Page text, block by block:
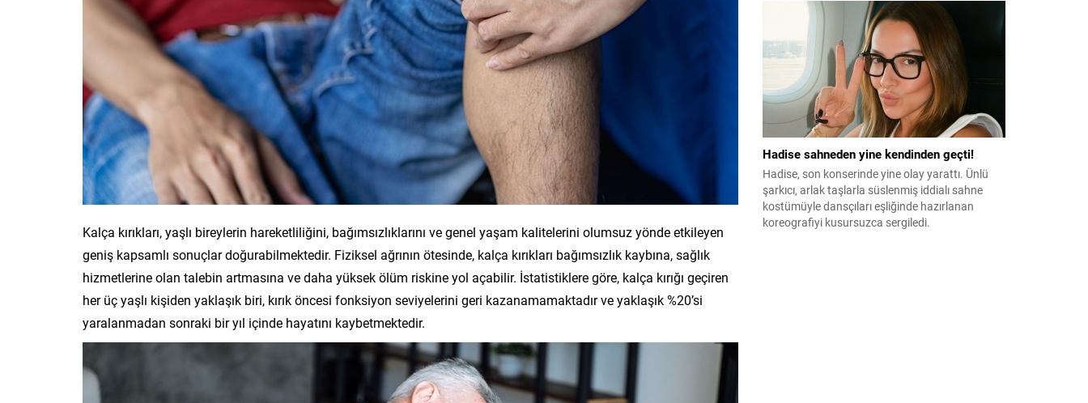
Kalça kırıkları, yaşlı bireylerin hareketliliğini, bağımsızlıklarını ve genel yaşam kalitelerini olumsuz yönde etkileyen
geniş kapsamlı sonuçlar doğurabilmektedir. Fiziksel ağrının ötesinde, kalça kırıkları bağımsızlık kaybına, sağlık
hizmetlerine olan talebin artmasına ve daha yüksek ölüm riskine yol açabilir. İstatistiklere göre, kalça kırığı geçiren
her üç yaşlı kişiden yaklaşık biri, kırık öncesi fonksiyon seviyelerini geri kazanamamaktadır ve yaklaşık %20’si
yaralanmadan sonraki bir yıl içinde hayatını kaybetmektedir.
Hadise sahneden yine kendinden geçti!
Hadise, son konserinde yine olay yarattı. Ünlü
şarkıcı, arlak taşlarla süslenmiş iddialı sahne
kostümüyle dansçıları eşliğinde hazırlanan
koreografiyi kusursuzca sergiledi.